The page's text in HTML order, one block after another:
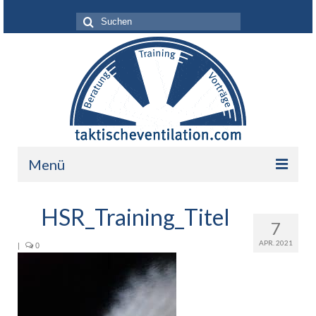
Suche
nach:
Menü
Über mich 7
APR. 2021
HSR_Training_Titel
| 0